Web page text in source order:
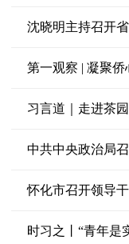
沈晓明主持召开
第一观察 | 凝聚
习言道｜走进茶
怀化市召开领导
时习之丨“青年是